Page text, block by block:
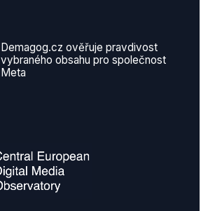
Demagog.cz ověřuje pravdivost
vybraného obsahu pro společnost
Meta